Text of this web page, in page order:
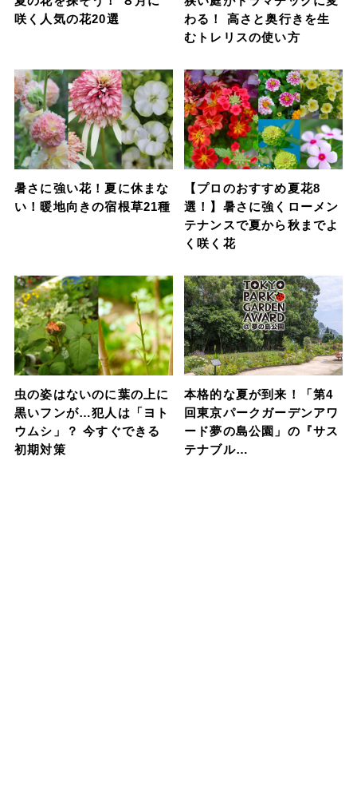
咲く人気の花20選
わる！ 高さと奥行きを生
むトレリスの使い方
暑さに強い花！夏に休まな
い！暖地向きの宿根草21種
【プロのおすすめ夏花8
選！】暑さに強くローメン
テナンスで夏から秋までよ
く咲く花
虫の姿はないのに葉の上に
黒いフンが…犯人は「ヨト
ウムシ」？ 今すぐできる
初期対策
本格的な夏が到来！「第4
回東京パークガーデンアワ
ード夢の島公園」の『サス
テナブル…